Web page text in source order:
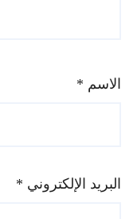
الاسم*
البريد الإلكتروني*